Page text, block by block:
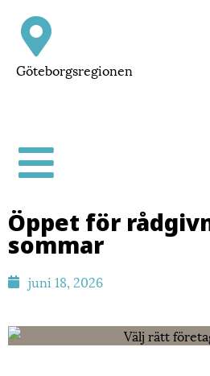
Göteborgsregionen
Öppet för
sommar
juni 18, 2026